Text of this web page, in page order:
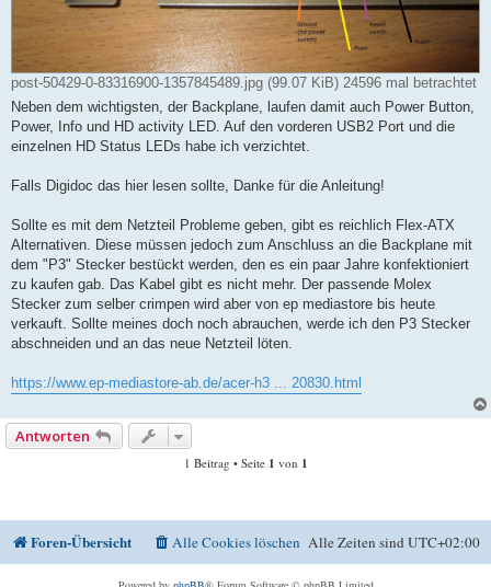
post-50429-0-83316900-1357845489.jpg (99.07 KiB) 24596 mal betrachtet
Neben dem wichtigsten, der Backplane, laufen damit auch Power Button,
Power, Info und HD activity LED. Auf den vorderen USB2 Port und die
einzelnen HD Status LEDs habe ich verzichtet.
Falls Digidoc das hier lesen sollte, Danke für die Anleitung!
Sollte es mit dem Netzteil Probleme geben, gibt es reichlich Flex-ATX
Alternativen. Diese müssen jedoch zum Anschluss an die Backplane mit
dem "P3" Stecker bestückt werden, den es ein paar Jahre konfektioniert
zu kaufen gab. Das Kabel gibt es nicht mehr. Der passende Molex
Stecker zum selber crimpen wird aber von ep mediastore bis heute
verkauft. Sollte meines doch noch abrauchen, werde ich den P3 Stecker
abschneiden und an das neue Netzteil löten.
https://www.ep-mediastore-ab.de/acer-h3 ... 20830.html
Antworten
1 Beitrag • Seite 1 von 1
Foren-Übersicht Alle Zeiten sindUTC+02:00
Alle Cookies löschen